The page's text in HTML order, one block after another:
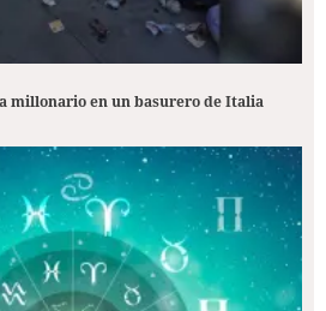
millonario en un basurero de Italia